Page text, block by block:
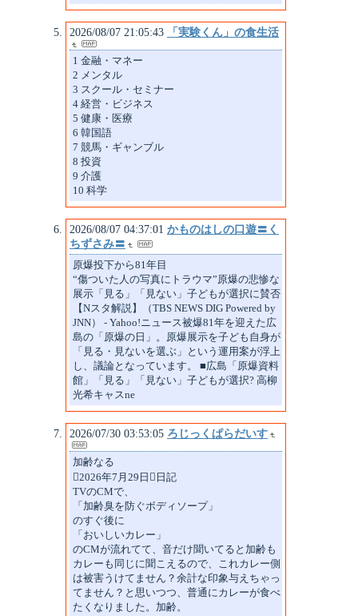
2026/08/07 21:05:43 「実験くん」の食生活
1 金融・マネー
2 メンタル
3 スクール・セミナー
4 経営・ビジネス
5 健康・医療
6 韓国語
7 競馬・ギャンブル
8 投資
9 介護
10 科学
2026/08/07 04:37:01 かものはしの口遊〓く
ちずさみ〓
原爆投下から81年目
“傷ついた人の写真にトラウマ”原爆の悲惨な
展示「見る」「見ない」子どもが選択に賛否
【Nスタ解説】（TBS NEWS DIG Powered by
JNN） - Yahoo!ニュース被爆81年を迎えた広
島の「原爆の日」。原爆展示を子ども自身が
「見る・見ないを選ぶ」という運用案が浮上
し、議論となっています。 ■広島「原爆資料
館」「見る」「見ない」子どもが選択? 高柳
光希キャスne
2026/07/30 03:53:05 ろじっくぱらだいす
加齢なる
2026年7月29日日記
TVのCMで、
「加齢臭を防ぐボディソープ」
のすぐ後に
「おいしいカレー」
のCMが流れてて、音だけ聞いてると加齢も
カレーも同じに聞こえるので、これカレー側
は被害うけてません？余計な印象与えちゃっ
てません？と思いつつ、普通にカレーが食べ
たくなりました。加齢。